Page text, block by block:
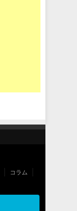
コラム